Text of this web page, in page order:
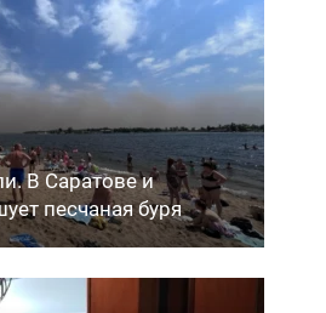
В Саратове и
песчаная буря